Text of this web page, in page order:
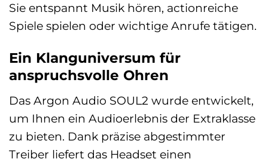
Sie entspannt Musik hören, actionreiche
Spiele spielen oder wichtige Anrufe tätigen.
Ein Klanguniversum für
anspruchsvolle Ohren
Das Argon Audio SOUL2 wurde entwickelt,
um Ihnen ein Audioerlebnis der Extraklasse
zu bieten. Dank präzise abgestimmter
Treiber liefert das Headset einen